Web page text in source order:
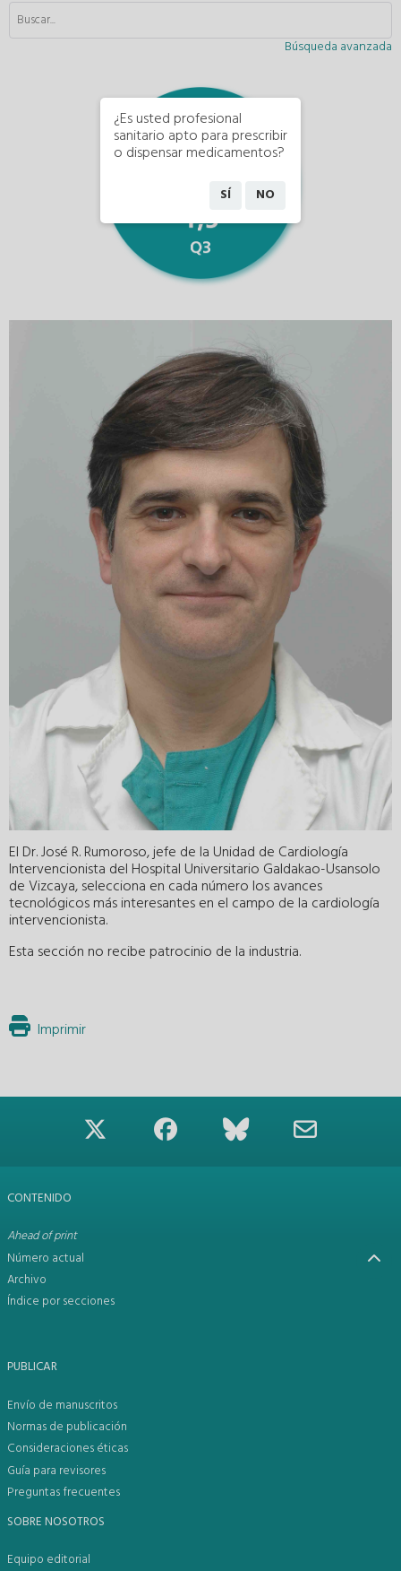
Búsqueda avanzada
El Dr. José R. Rumoroso, jefe de la Unidad de Cardiología
Intervencionista del Hospital Universitario Galdakao-Usansolo
de Vizcaya, selecciona en cada número los avances
tecnológicos más interesantes en el campo de la cardiología
intervencionista.
Esta sección no recibe patrocinio de la industria.
Imprimir
CONTENIDO
Ahead of print
Número actual
Archivo
Índice por secciones
PUBLICAR
Envío de manuscritos
Normas de publicación
Consideraciones éticas
Guía para revisores
Preguntas frecuentes
SOBRE NOSOTROS
Equipo editorial
¿Es usted profesional
sanitario apto para prescribir
o dispensar medicamentos?
SÍ NO